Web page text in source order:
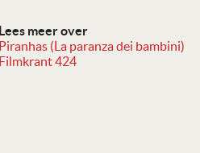
Lees meer over
Piranhas (La paranza dei bambini)
Filmkrant 424